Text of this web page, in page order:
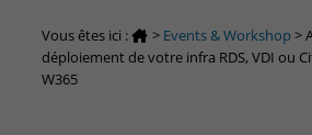
N'hésitez pas à nous contacter
Belgique
Vous êtes ici : > Events & Workshop >
déploiement de votre infra RDS, VDI ou
W365